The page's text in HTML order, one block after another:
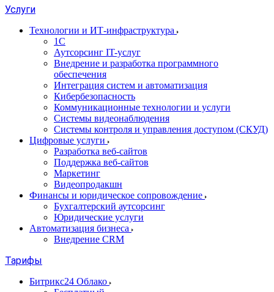
Услуги
Технологии и ИТ-инфраструктура
1С
Аутсорсинг IT-услуг
Внедрение и разработка программного
обеспечения
Интеграция систем и автоматизация
Кибербезопасность
Коммуникационные технологии и услуги
Системы видеонаблюдения
Системы контроля и управления доступом (СКУД)
Цифровые услуги
Разработка веб-сайтов
Поддержка веб-сайтов
Маркетинг
Видеопродакшн
Финансы и юридическое сопровождение
Бухгалтерский аутсорсинг
Юридические услуги
Автоматизация бизнеса
Внедрение CRM
Тарифы
Битрикс24 Облако